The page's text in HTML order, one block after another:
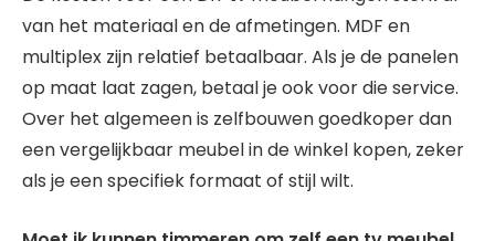
van het materiaal en de afmetingen. MDF en
multiplex zijn relatief betaalbaar. Als je de panelen
op maat laat zagen, betaal je ook voor die service.
Over het algemeen is zelfbouwen goedkoper dan
een vergelijkbaar meubel in de winkel kopen, zeker
als je een specifiek formaat of stijl wilt.